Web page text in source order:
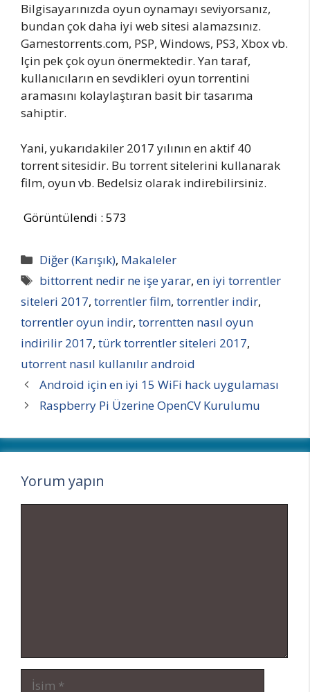
Bilgisayarınızda oyun oynamayı seviyorsanız,
bundan çok daha iyi web sitesi alamazsınız.
Gamestorrents.com, PSP, Windows, PS3, Xbox vb.
Için pek çok oyun önermektedir. Yan taraf,
kullanıcıların en sevdikleri oyun torrentini
aramasını kolaylaştıran basit bir tasarıma
sahiptir.
Yani, yukarıdakiler 2017 yılının en aktif 40
torrent sitesidir. Bu torrent sitelerini kullanarak
film, oyun vb. Bedelsiz olarak indirebilirsiniz.
Görüntülendi : 573
Kategoriler
Diğer (Karışık), Makaleler
Etiketler
bittorrent nedir ne işe yarar,en iyi torrentler
siteleri 2017, torrentler film, torrentler indir,
torrentler oyun indir, torrentten nasıl oyun
indirilir 2017, türk torrentler siteleri 2017,
utorrent nasıl kullanılır android
Android için en iyi 15 WiFi hack uygulaması
Raspberry Pi Üzerine OpenCV Kurulumu
Yorum yapın
İsim